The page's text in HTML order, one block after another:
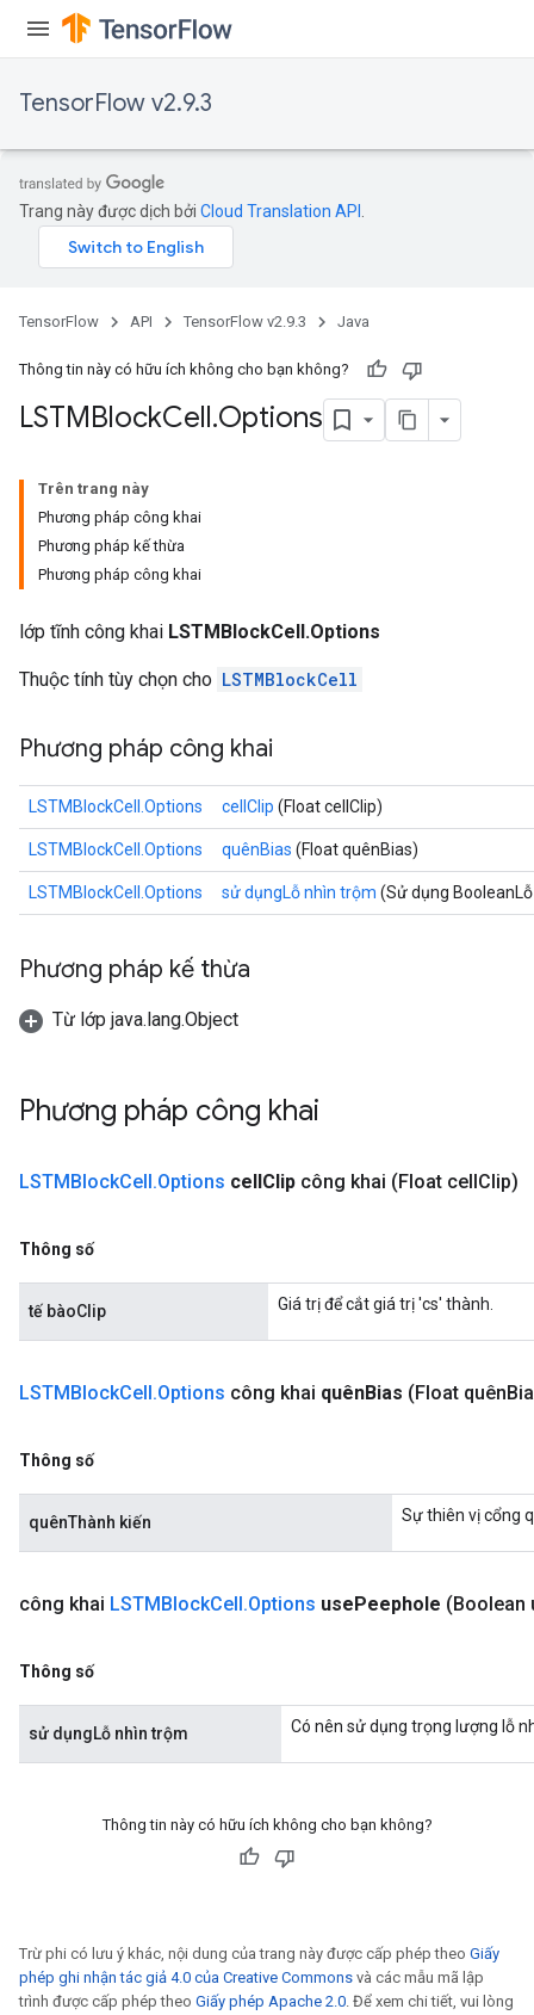
TensorFlow v2.9.3
Trang này được dịch bởi Cloud Translation API
TensorFlow API TensorFlow v2.9.3 Java
Thông tin này có hữu ích không cho bạn không?
LSTMBlockCell.Options
Trên trang này
Phương pháp công khai
Phương pháp kế thừa
Phương pháp công khai
lớp tĩnh công khai LSTMBlockCell.Options
Thuộc tính tùy chọn cho LSTMBlockCell
Phương pháp công khai
LSTMBlockCell.Options cellClip (Float cellClip)
LSTMBlockCell.Options quênBias (Float quênBias)
LSTMBlockCell.Options sử dụngLỗ nhìn trộm (Sử dụng
Phương pháp kế thừa
Từ lớp java.lang.Object
Phương pháp công khai
LSTMBlockCell.Options cellClip công khai (Float cellClip)
Thông số
tế bàoClip Giá trị để cắt giá trị 'cs' thành.
LSTMBlockCell.Options công khai quênBias (Float quên
Thông số
quênThành kiến Sự thiên vị cổng
công khai LSTMBlockCell.Options usePeephole (Boolean
Thông số
sử dụngLỗ nhìn trộm Có nên sử dụng trọng lượng lỗ
Thông tin này có hữu ích không cho bạn không?
Trừ phi có lưu ý khác, nội dung của trang này được cấp phép theo Giấy
phép ghi nhận tác giả 4.0 của Creative Commons và các mẫu mã lập
trình được cấp phép theo Giấy phép Apache 2.0. Để xem chi tiết, vui lòng